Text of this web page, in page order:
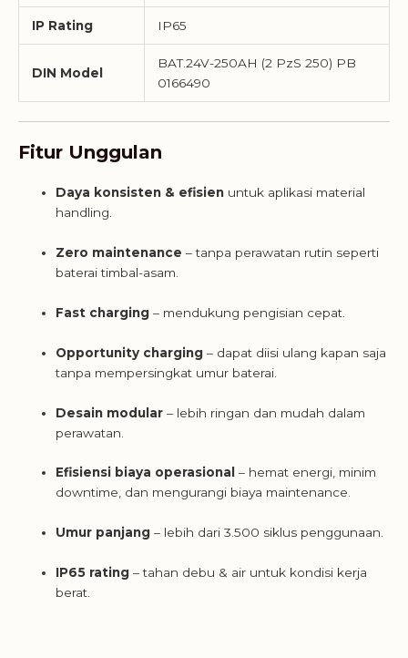
IP Rating IP65
DIN Model
BAT.24V-250AH (2 PzS 250) PB
0166490
Fitur Unggulan
Daya konsisten & efisien untuk aplikasi material
handling.
Zero maintenance – tanpa perawatan rutin seperti
baterai timbal-asam.
Fast charging – mendukung pengisian cepat.
Opportunity charging – dapat diisi ulang kapan saja
tanpa mempersingkat umur baterai.
Desain modular – lebih ringan dan mudah dalam
perawatan.
Efisiensi biaya operasional – hemat energi, minim
downtime, dan mengurangi biaya maintenance.
Umur panjang – lebih dari 3.500 siklus penggunaan.
IP65 rating – tahan debu & air untuk kondisi kerja
berat.